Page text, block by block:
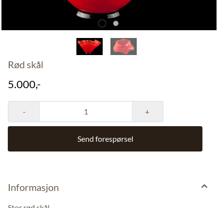
Rød skål
5.000,-
- +
Send forespørsel
Informasjon